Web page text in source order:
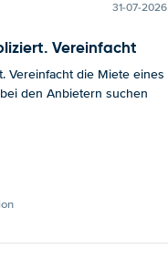
31-07-2026
Vereinfacht
Vereinfacht die Miete eines
den Anbietern suchen